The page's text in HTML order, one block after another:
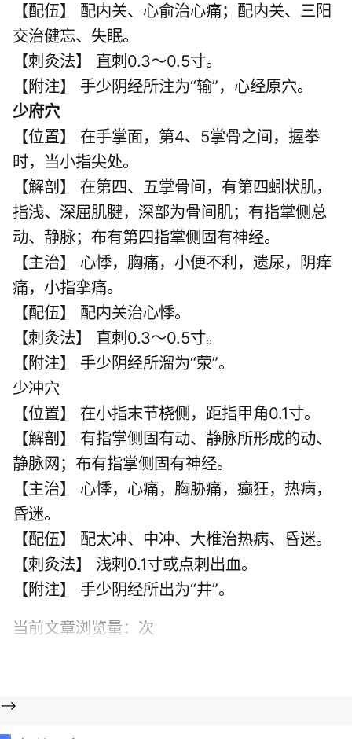
【配伍】 配内关、心俞治心痛；配内关、三阳
交治健忘、失眠。
【刺灸法】 直刺0.3～0.5寸。
【附注】 手少阴经所注为“输”，心经原穴。
少府穴
【位置】 在手掌面，第4、5掌骨之间，握拳
时，当小指尖处。
【解剖】 在第四、五掌骨间，有第四蚓状肌，
指浅、深屈肌腱，深部为骨间肌；有指掌侧总
动、静脉；布有第四指掌侧固有神经。
【主治】 心悸，胸痛，小便不利，遗尿，阴痒
痛，小指挛痛。
【配伍】 配内关治心悸。
【刺灸法】 直刺0.3～0.5寸。
【附注】 手少阴经所溜为“荥”。
少冲穴
【位置】 在小指末节桡侧，距指甲角0.1寸。
【解剖】 有指掌侧固有动、静脉所形成的动、
静脉网；布有指掌侧固有神经。
【主治】 心悸，心痛，胸胁痛，癫狂，热病，
昏迷。
【配伍】 配太冲、中冲、大椎治热病、昏迷。
【刺灸法】 浅刺0.1寸或点刺出血。
【附注】 手少阴经所出为“井”。
当前文章浏览量： 次
-->